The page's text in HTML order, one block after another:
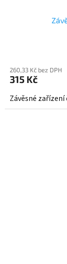
260,33 Kč bez DPH
315 Kč
Závěsné